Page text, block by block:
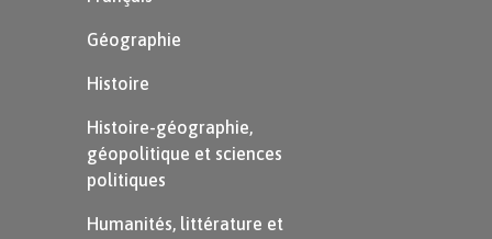
s’utilisent pas que dans les triangles mais
s’appliquent sur tout segment.
Définition
Cercle circonscrit :
Géographie
Histoire
Histoire-géographie,
géopolitique et sciences
politiques
Humanités, littérature et